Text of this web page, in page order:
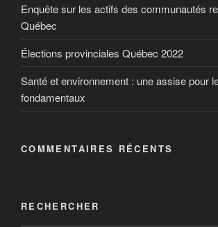
Tout Compte Fait
Tout Compte Fait, présenté par Julian
samedis à 14h00, décode les rouages
révolution de l’économie solidaire et
histoires de ces Français qui achètent
Enquête sur les actifs des communautés
Québec
Élections provinciales Québec 2022
Santé et environnement : une assise pour
fondamentaux
COMMENTAIRES RÉCENTS
RECHERCHER